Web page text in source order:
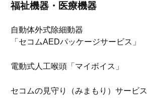
福祉機器・医療機器
自動体外式除細動器
「セコムAEDパッケージサービス」
電動式人工喉頭「マイボイス」
セコムの見守り（みまもり）サービス